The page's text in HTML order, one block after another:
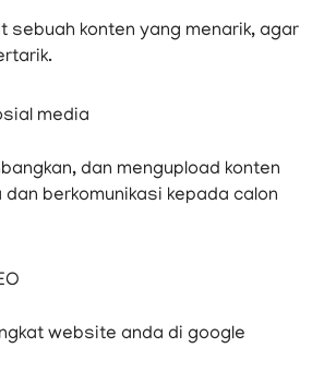
sebuah konten yang menarik, agar
media
dan mengupload konten
berkomunikasi kepada calon
website anda di google